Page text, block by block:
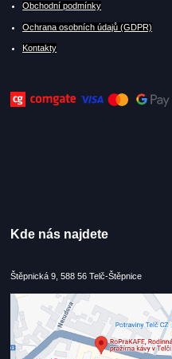
Obchodní podmínky
Ochrana osobních údajů (GDPR)
Kontakty
Kde nás najdete
Štěpnická 9, 588 56 Telč-Štěpnice